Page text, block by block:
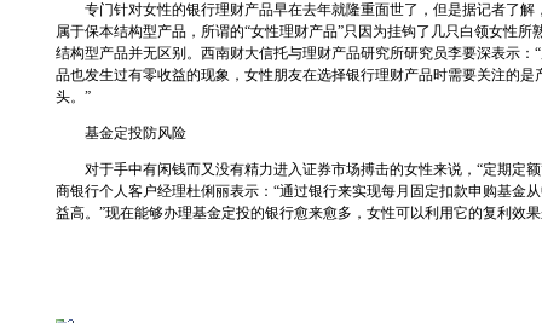
专门针对女性的银行理财产品早在去年就隆重面世了，但是据记者了解
属于保本结构型产品，所谓的“女性理财产品”只因为挂钩了几只白领女性
结构型产品并无区别。西南财大信托与理财产品研究所研究员李要深表示
品也发生过有零收益的现象，女性朋友在选择银行理财产品时需要关注的
头。”
基金定投防风险
对于手中有闲钱而又没有精力进入证券市场搏击的女性来说，“定期定
商银行个人客户经理杜俐丽表示：“通过银行来实现每月固定扣款申购基金
益高。”现在能够办理基金定投的银行愈来愈多，女性可以利用它的复利效